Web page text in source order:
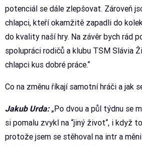
potenciál se dále zlepšovat. Zároveň
chlapci, kteří okamžitě zapadli do
do kvality naší hry. Na závěr bych rád
spolupráci rodičů a klubu TSM Slávia
chlapci kus dobré práce.“
Co na změnu říkají samotní hráči a jak
Jakub Urda:„Po dvou a půl týdnu se
si pomalu zvykl na “jiný život“, i když
protože jsem se stěhoval na intr a